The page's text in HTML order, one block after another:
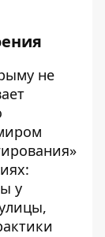
не
у